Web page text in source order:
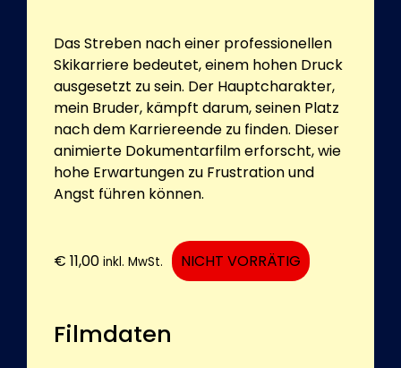
Das Streben nach einer professionellen
Skikarriere bedeutet, einem hohen Druck
ausgesetzt zu sein. Der Hauptcharakter,
mein Bruder, kämpft darum, seinen Platz
nach dem Karriereende zu finden. Dieser
animierte Dokumentarfilm erforscht, wie
hohe Erwartungen zu Frustration und
Angst führen können.
€ 11,00 inkl. MwSt. NICHT VORRÄTIG
Filmdaten